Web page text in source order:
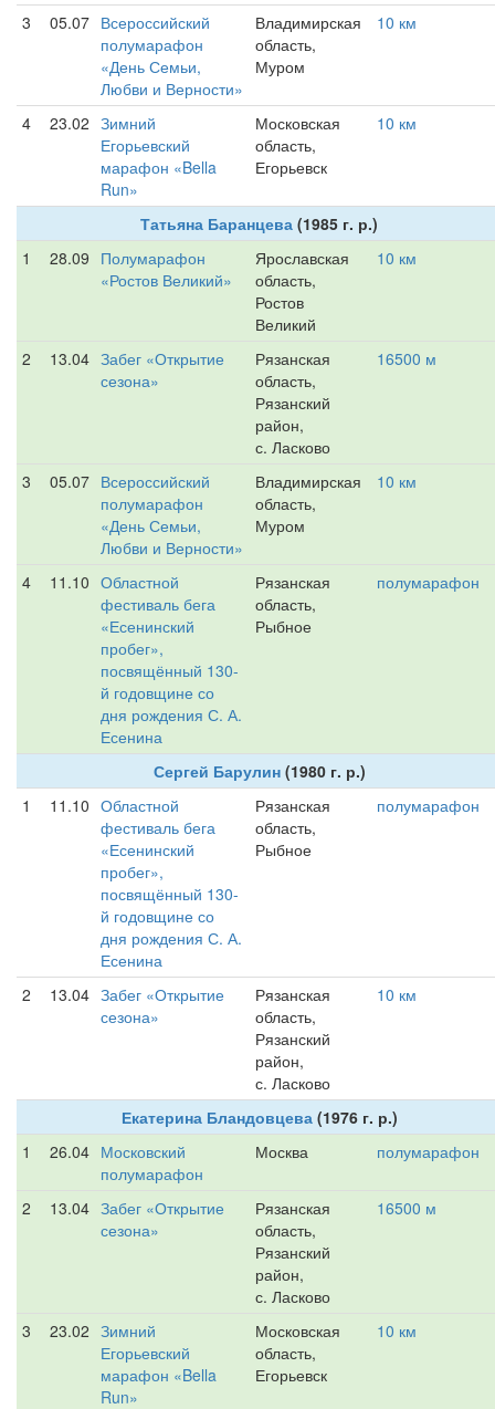
3 05.07 Всероссийский
полумарафон
«День Семьи,
Любви и Верности»
Владимирская
область,
Муром
10 км
4 23.02 Зимний
Егорьевский
марафон «Bella
Run»
Московская
область,
Егорьевск
10 км
Татьяна Баранцева (1985 г. р.)
1
28.09 Полумарафон
«Ростов Великий»
Ярославская
область,
Ростов
Великий
10 км
2 13.04 Забег «Открытие
сезона»
Рязанская
область,
Рязанский
район,
с. Ласково
16500 м
3 05.07 Всероссийский
полумарафон
«День Семьи,
Любви и Верности»
Владимирская
область,
Муром
10 км
4 11.10 Областной
фестиваль бега
«Есенинский
пробег»,
посвящённый 130-
й годовщине со
дня рождения С. А.
Есенина
Рязанская
область,
Рыбное
полумарафон
Сергей Барулин(1980 г. р.)
1
11.10 Областной
фестиваль бега
«Есенинский
пробег»,
посвящённый 130-
й годовщине со
дня рождения С. А.
Есенина
Рязанская
область,
Рыбное
полумарафон
2 13.04 Забег «Открытие
сезона»
Рязанская
область,
Рязанский
район,
с. Ласково
10 км
Екатерина Бландовцева(1976 г. р.)
1
26.04 Московский
полумарафон
Москва полумарафон
2 13.04 Забег «Открытие
сезона»
Рязанская
область,
Рязанский
район,
с. Ласково
16500 м
3 23.02 Зимний
Егорьевский
марафон «Bella
Run»
Московская
область,
Егорьевск
10 км